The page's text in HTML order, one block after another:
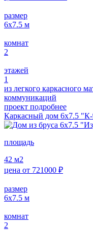
размер
6х7.5 м
комнат
2
этажей
1
из легкого каркасного
коммуникаций
проект подробнее
Каркасный дом 6х7.5
площадь
42 м2
цена от 721000 ₽
размер
6х7.5 м
комнат
2